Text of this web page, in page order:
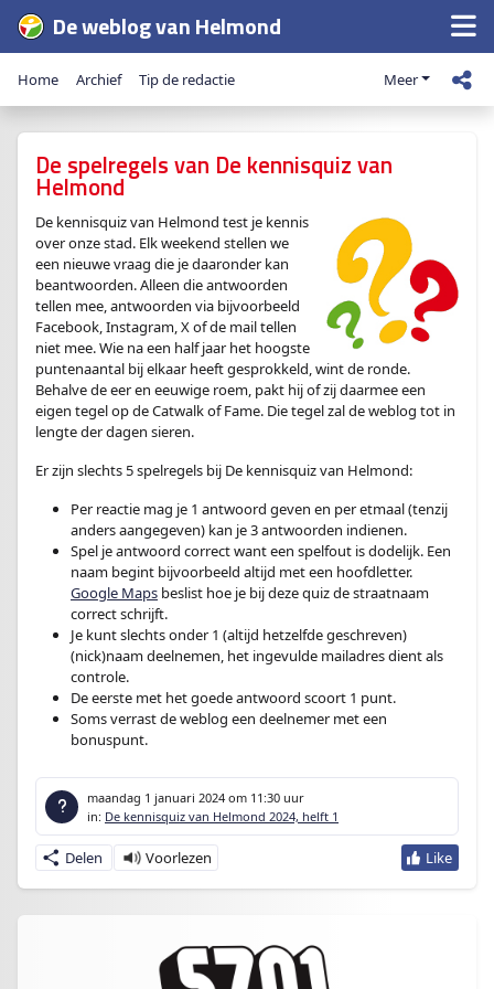
De weblog van Helmond
Home Archief Tip de redactie Meer
De spelregels van De kennisquiz van
Helmond
De kennisquiz van Helmond test je kennis
over onze stad. Elk weekend stellen we
een nieuwe vraag die je daaronder kan
beantwoorden. Alleen die antwoorden
tellen mee, antwoorden via bijvoorbeeld
Facebook, Instagram, X of de mail tellen
niet mee. Wie na een half jaar het hoogste
puntenaantal bij elkaar heeft gesprokkeld, wint de ronde.
Behalve de eer en eeuwige roem, pakt hij of zij daarmee een
eigen tegel op de Catwalk of Fame. Die tegel zal de weblog tot in
lengte der dagen sieren.
Er zijn slechts 5 spelregels bij De kennisquiz van Helmond:
Per reactie mag je 1 antwoord geven en per etmaal (tenzij
anders aangegeven) kan je 3 antwoorden indienen.
Spel je antwoord correct want een spelfout is dodelijk. Een
naam begint bijvoorbeeld altijd met een hoofdletter.
Google Maps beslist hoe je bij deze quiz de straatnaam
correct schrijft.
Je kunt slechts onder 1 (altijd hetzelfde geschreven)
(nick)naam deelnemen, het ingevulde mailadres dient als
controle.
De eerste met het goede antwoord scoort 1 punt.
Soms verrast de weblog een deelnemer met een
bonuspunt.
maandag 1 januari 2024 om 11:30 uur
in: De kennisquiz van Helmond 2024, helft 1
Delen